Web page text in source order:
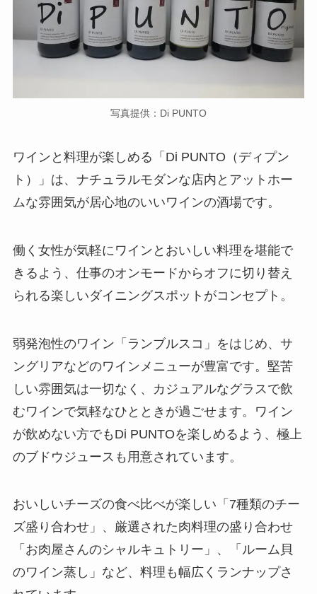
写真提供：Di PUNTO
ワインと料理が楽しめる「Di PUNTO（ディプン
ト）」は、ナチュラルモダンな店内とアットホー
ムな雰囲気が居心地のいいワインの酒場です。
働く女性が気軽にワインとおいしい料理を堪能で
きるよう、仕事のオンモードからオフに切り替え
られる楽しいダイニングスポットがコンセプト。
弱発泡性のワイン「ランブルスコ」をはじめ、サ
ングリアなどのワインメニューが豊富です。堅苦
しい雰囲気は一切なく、カジュアルなグラスで飲
むワインで気軽なひとときが過ごせます。ワイン
が飲めない方でもDi PUNTOを楽しめるよう、極上
のブドウジュースも用意されています。
おいしいチーズの食べ比べが楽しい「7種類のチー
ズ盛り合わせ」、厳選された肉料理の盛り合わせ
「お肉屋さんのシャルキュトリー」、「ルーム貝
のワイン蒸し」など、料理も幅広くランナップさ